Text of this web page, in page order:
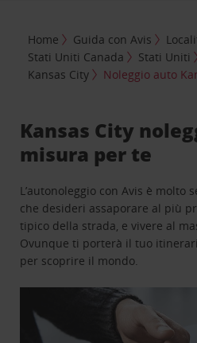
Home Guida con Avis
Stati Uniti Canada
Stati Uniti
Kansas City
Noleggio auto
Kansas City
misura per te
L’autonoleggio con Avis è molto
che desideri assaporare al più
tipico della strada, e vivere al
Ovunque ti porterà il tuo
per scoprire il mondo.